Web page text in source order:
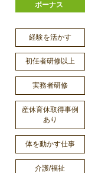
ボーナス
経験を活かす
初任者研修以上
実務者研修
産休育休取得事例
あり
体を動かす仕事
介護/福祉